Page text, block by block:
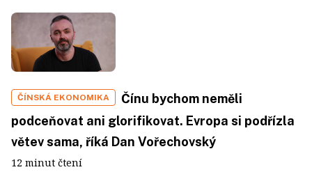
ČÍNSKÁ EKONOMIKA
Čínu bychom neměli
podceňovat ani glorifikovat. Evropa si podřízla
větev sama, říká Dan Vořechovský
12 minut čtení